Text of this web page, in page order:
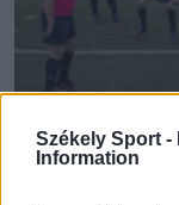
Székely Sport -
Information